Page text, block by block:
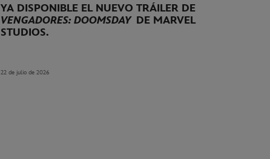
YA DISPONIBLE EL NUEVO TRÁILER DE
VENGADORES: DOOMSDAYDE MARVEL
STUDIOS.
22 de julio de 2026